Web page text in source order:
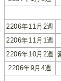
2206年11月2週
2206年11月1週
2206年10月2週
2206年9月4週